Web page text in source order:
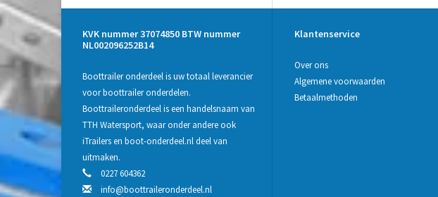
KVK nummer 37074850 BTW nummer
NL002096252B14
Boottrailer onderdeel is uw totaal leverancier
voor boottrailer onderdelen.
Boottraileronderdeel is een handelsnaam van
TTH Watersport, waar onder andere ook
iTrailers en boot-onderdeel.nl deel van
uitmaken.
0227 604362
info@boottraileronderdeel.nl
Klantenservice
Over ons
Algemene voorwaarden
Betaalmethoden